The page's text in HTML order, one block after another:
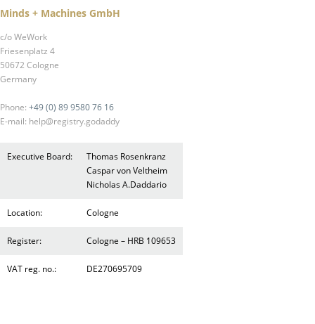
Minds + Machines GmbH
c/o WeWork
Friesenplatz 4
50672 Cologne
Germany
Phone: +49 (0) 89 9580 76 16
E-mail: help@registry.godaddy
Executive Board:
Thomas Rosenkranz
Caspar von Veltheim
Nicholas A.Daddario
Location: Cologne
Register: Cologne – HRB 109653
VAT reg. no.: DE270695709